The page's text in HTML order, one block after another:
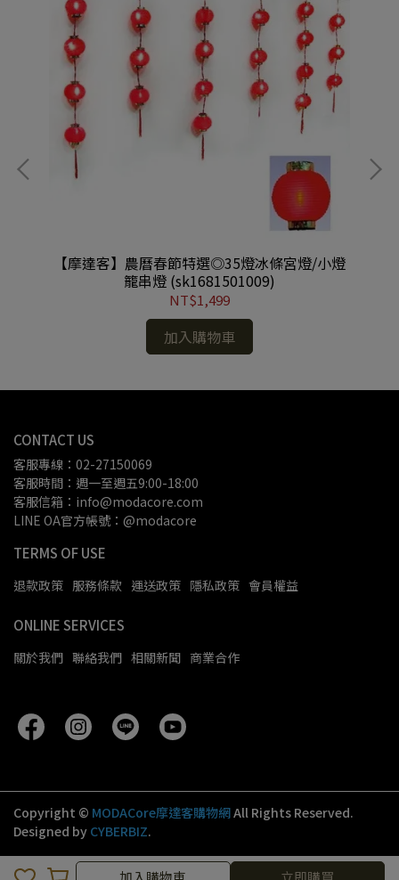
【摩達客】農曆春節特選◎35燈冰條宮燈/小燈
籠串燈 (sk1681501009)
NT$1,499
加入購物車
CONTACT US
客服專線：02-27150069
客服時間：週一至週五9:00-18:00
客服信箱：info@modacore.com
LINE OA官方帳號：@modacore
TERMS OF USE
退款政策 服務條款 運送政策 隱私政策 會員權益
ONLINE SERVICES
關於我們 聯絡我們 相關新聞 商業合作
Copyright © MODACore摩達客購物網All Rights Reserved.
Designed by CYBERBIZ.